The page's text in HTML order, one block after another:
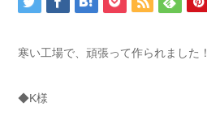
寒い工場で、頑張って作られました！
◆K様